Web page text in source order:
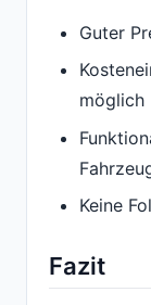
Guter
möglich
Keine
Fazit